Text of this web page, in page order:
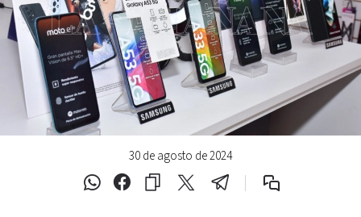
30 de agosto de 2024